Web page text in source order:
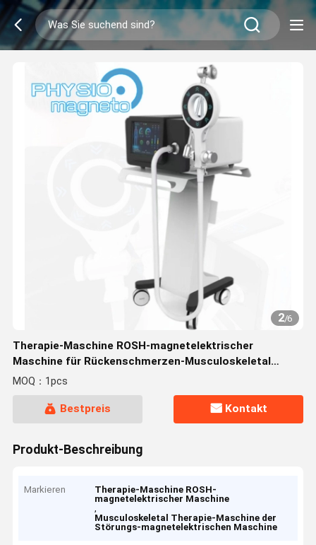
2/6
Therapie-Maschine ROSH-magnetelektrischer
Maschine für Rückenschmerzen-Musculoskeletal
Störungen
MOQ：1pcs
Bestpreis Kontakt
Produkt-Beschreibung
Markieren
Therapie-Maschine ROSH-
magnetelektrischer Maschine
,
Musculoskeletal Therapie-Maschine der
Störungs-magnetelektrischen Maschine